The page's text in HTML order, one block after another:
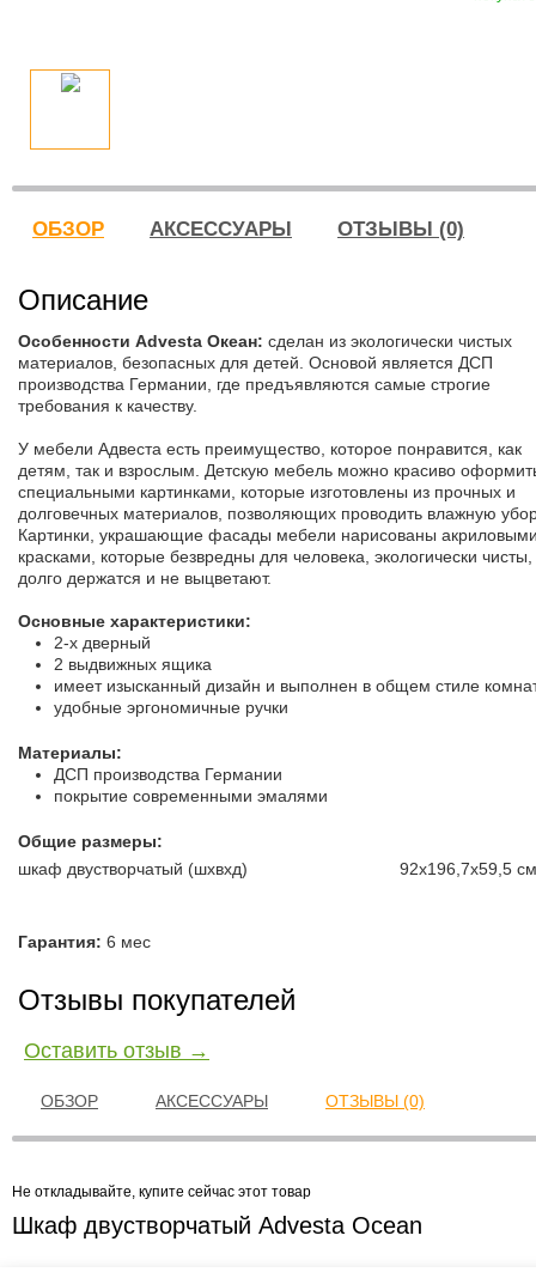
ОБЗОР АКСЕССУАРЫ ОТЗЫВЫ (0)
Описание
Особенности Advesta Океан: сделан из экологически чистых
материалов, безопасных для детей. Основой является ДСП
производства Германии, где предъявляются самые строгие
требования к качеству.
У мебели Адвеста есть преимущество, которое понравится, как
детям, так и взрослым. Детскую мебель можно красиво
специальными картинками, которые изготовлены из прочных и
долговечных материалов, позволяющих проводить влажную
Картинки, украшающие фасады мебели нарисованы
красками, которые безвредны для человека, экологически чисты,
долго держатся и не выцветают.
Основные характеристики:
2-х дверный
2 выдвижных ящика
имеет изысканный дизайн и выполнен в общем стиле
удобные эргономичные ручки
Материалы:
ДСП производства Германии
покрытие современными эмалями
Общие размеры:
шкаф двустворчатый (шxвхд)
92х196,7х59,5 см
Гарантия: 6 мес
Отзывы покупателей
Оставить отзыв →
ОБЗОР АКСЕССУАРЫ ОТЗЫВЫ (0)
Не откладывайте, купите сейчас этот товар
Шкаф двустворчатый Advesta Осеаn